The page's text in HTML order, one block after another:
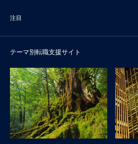
注目
テーマ別転職支援サイト